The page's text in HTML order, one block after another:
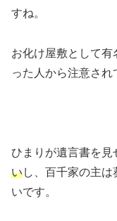
すね。
お化け屋敷として
った人から注意され
ひまりが遺言書を見
いし、百千家の主
いです。